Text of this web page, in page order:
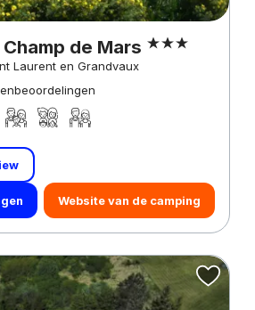
de Mars
Laurent en Grandvaux
Website van de camping